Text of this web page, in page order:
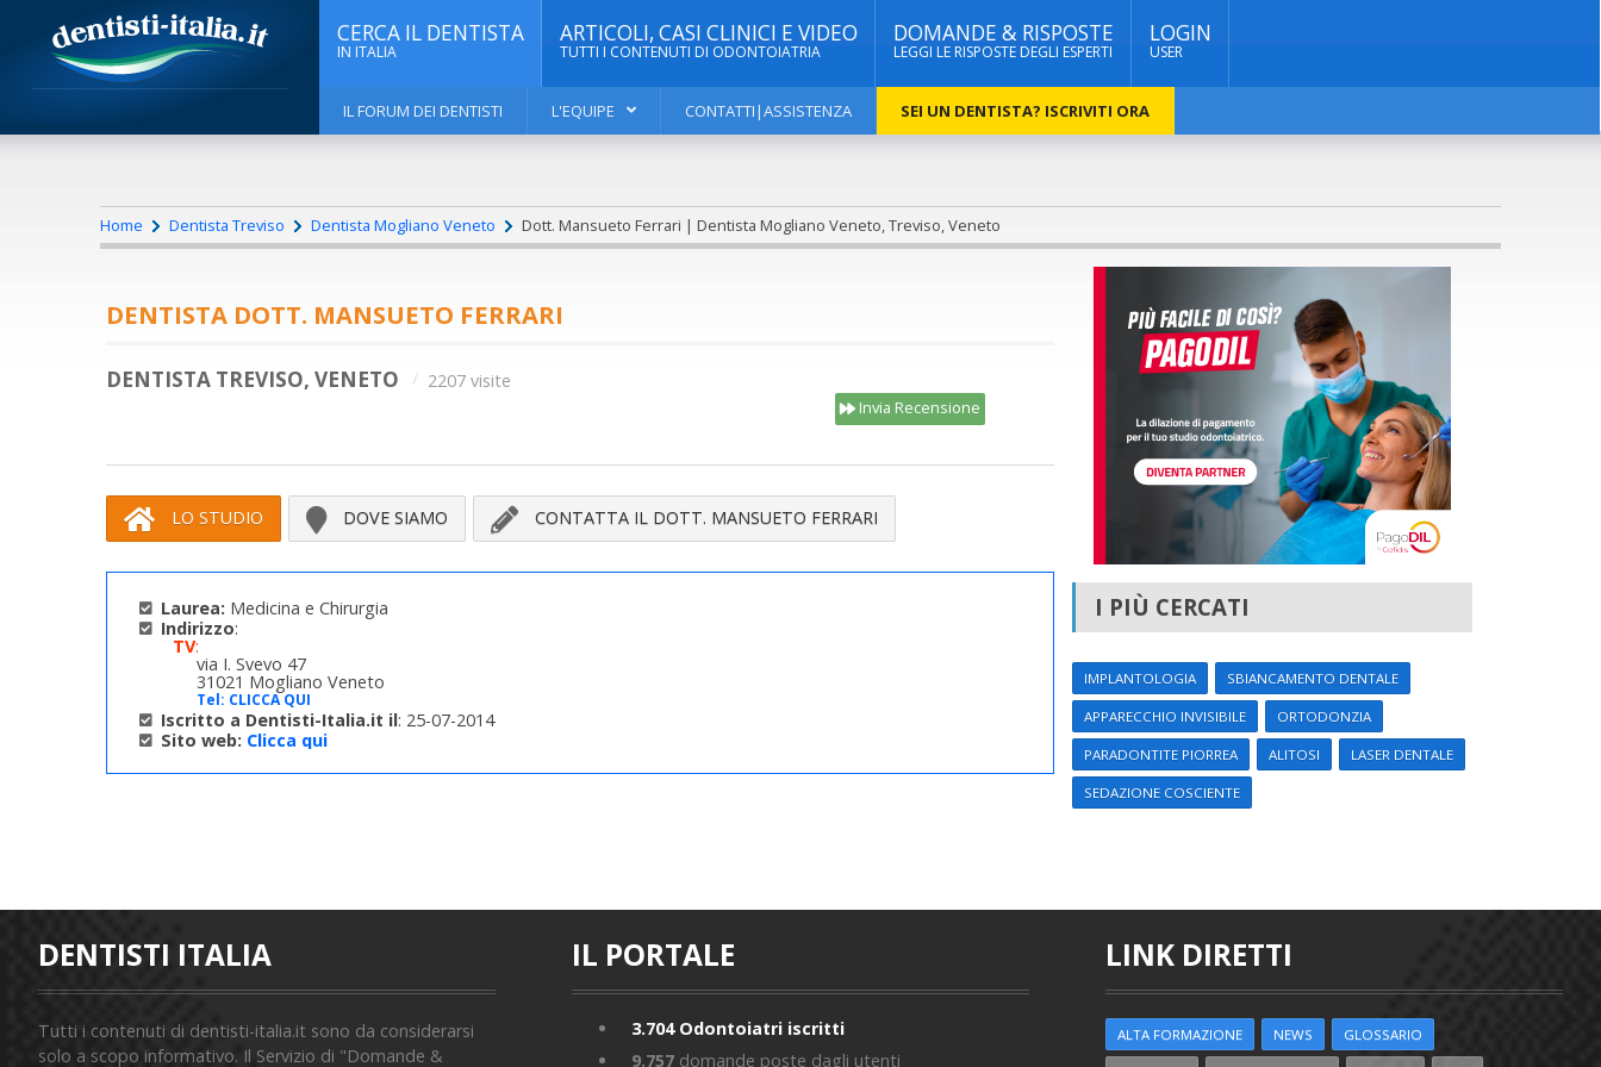
CERCA IL DENTISTA
IN ITALIA
ARTICOLI, CASI CLINICI E VIDEO
TUTTI I CONTENUTI DI ODONTOIATRIA
DOMANDE & RISPOSTE
LEGGI LE RISPOSTE DEGLI ESPERTI
LOGIN
USER
IL FORUM DEI DENTISTI L'EQUIPE CONTATTI|ASSISTENZA SEI UN DENTISTA? ISCRIVITI ORA
Home Dentista Treviso Dentista Mogliano Veneto Dott. Mansueto Ferrari | Dentista Mogliano Veneto, Treviso, Veneto
DENTISTA DOTT. MANSUETO FERRARI
DENTISTA TREVISO, VENETO 2207 visite
Invia Recensione
LO STUDIO DOVE SIAMO CONTATTA IL DOTT. MANSUETO FERRARI
Laurea: Medicina e Chirurgia
Indirizzo:
TV:
via I. Svevo 47
31021 Mogliano Veneto
Tel: CLICCA QUI
Iscritto a Dentisti-Italia.it il: 25-07-2014
Sito web: Clicca qui
I PIÙ CERCATI
IMPLANTOLOGIA SBIANCAMENTO DENTALE
APPARECCHIO INVISIBILE ORTODONZIA
PARADONTITE PIORREA ALITOSI LASER DENTALE
SEDAZIONE COSCIENTE
DENTISTI ITALIA
Tutti i contenuti di dentisti-italia.it sono da considerarsi
solo a scopo informativo. Il Servizio di "Domande &
IL PORTALE
3.704Odontoiatri iscritti
9.757 domande poste dagli utenti
LINK DIRETTI
ALTA FORMAZIONE NEWS GLOSSARIO